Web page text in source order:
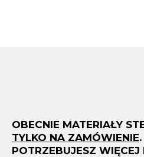
OBECNIE MATERIAŁY
TYLKO NA ZAMÓWIENIE.
POTRZEBUJESZ WIĘCEJ